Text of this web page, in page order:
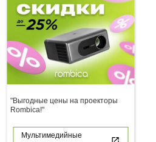
"Выгодные цены на проекторы
Rombica!"
Мультимедийные